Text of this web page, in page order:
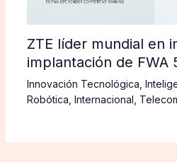
ZTE líder mundial en
implantación de FWA
Innovación Tecnológica
Robótica Internacional